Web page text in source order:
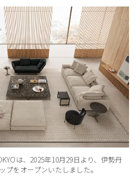
は、2025年10月29日より、伊勢丹
プをオープンいたしました。